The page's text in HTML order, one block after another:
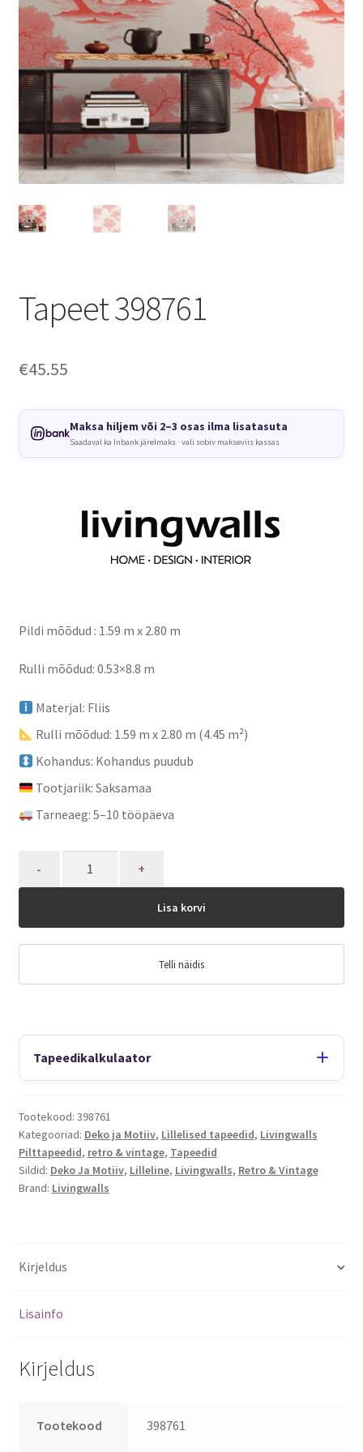
Tapeet 398761
€45.55
Maksa hiljem või 2–3 osas ilma lisatasuta
Saadaval ka Inbank järelmaks · vali sobiv makseviis kassas
Pildi mõõdud : 1.59 m x 2.80 m
Rulli mõõdud: 0.53×8.8 m
Materjal: Fliis
Rulli mõõdud: 1.59 m x 2.80 m (4.45 m²)
Kohandus: Kohandus puudub
Tootjariik: Saksamaa
Tarneaeg: 5–10 tööpäeva
Lisa korvi
Telli näidis
Tapeedikalkulaator
Tootekood: 398761
Kategooriad: Deko ja Motiiv, Lillelised tapeedid, Livingwalls
Pilttapeedid, retro & vintage, Tapeedid
Sildid: Deko Ja Motiiv, Lilleline, Livingwalls, Retro & Vintage
Brand: Livingwalls
Kirjeldus
Lisainfo
Kirjeldus
Tootekood 398761